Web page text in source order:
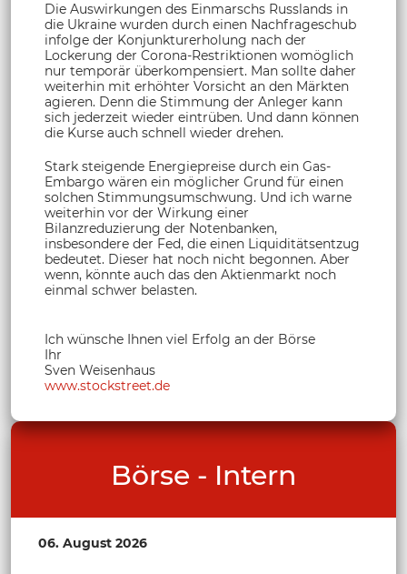
Die Auswirkungen des Einmarschs Russlands in
die Ukraine wurden durch einen Nachfrageschub
infolge der Konjunkturerholung nach der
Lockerung der Corona-Restriktionen womöglich
nur temporär überkompensiert. Man sollte daher
weiterhin mit erhöhter Vorsicht an den Märkten
agieren. Denn die Stimmung der Anleger kann
sich jederzeit wieder eintrüben. Und dann können
die Kurse auch schnell wieder drehen.
Stark steigende Energiepreise durch ein Gas-
Embargo wären ein möglicher Grund für einen
solchen Stimmungsumschwung. Und ich warne
weiterhin vor der Wirkung einer
Bilanzreduzierung der Notenbanken,
insbesondere der Fed, die einen Liquiditätsentzug
bedeutet. Dieser hat noch nicht begonnen. Aber
wenn, könnte auch das den Aktienmarkt noch
einmal schwer belasten.
Ich wünsche Ihnen viel Erfolg an der Börse
Ihr
Sven Weisenhaus
www.stockstreet.de
Börse - Intern
06. August 2026